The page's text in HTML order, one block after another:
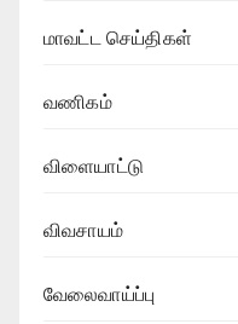
மாவட்ட செய்திகள்
வணிகம்
விளையாட்டு
விவசாயம்
வேலைவாய்ப்பு